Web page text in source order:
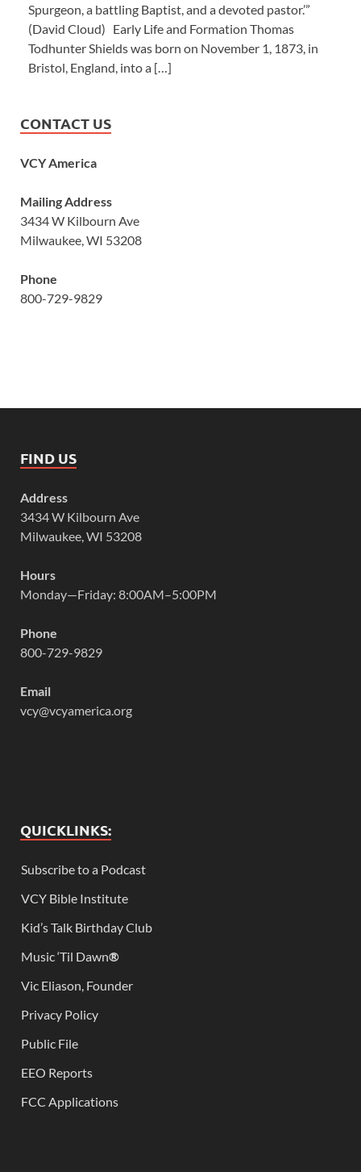
Spurgeon, a battling Baptist, and a devoted pastor.’”
(David Cloud) Early Life and Formation Thomas
Todhunter Shields was born on November 1, 1873, in
Bristol, England, into a […]
CONTACT US
VCY America
Mailing Address
3434 W Kilbourn Ave
Milwaukee, WI 53208
Phone
800-729-9829
FIND US
Address
3434 W Kilbourn Ave
Milwaukee, WI 53208
Hours
Monday—Friday: 8:00AM–5:00PM
Phone
800-729-9829
Email
vcy@vcyamerica.org
QUICKLINKS:
Subscribe to a Podcast
VCY Bible Institute
Kid’s Talk Birthday Club
Music ‘Til Dawn®
Vic Eliason, Founder
Privacy Policy
Public File
EEO Reports
FCC Applications